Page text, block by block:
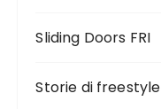
Sliding Doors FRI
Storie di freestyle